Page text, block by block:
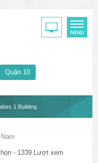
Quận 10
1 Building
- 1339 Lượt xem